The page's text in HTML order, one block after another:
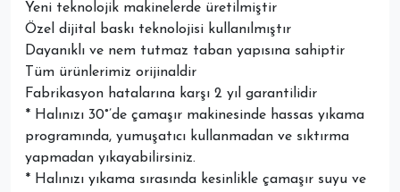
Yeni teknolojik makinelerde üretilmiştir
Özel dijital baskı teknolojisi kullanılmıştır
Dayanıklı ve nem tutmaz taban yapısına sahiptir
Tüm ürünlerimiz orijinaldir
Fabrikasyon hatalarına karşı 2 yıl garantilidir
* Halınızı 30°’de çamaşır makinesinde hassas yıkama
programında, yumuşatıcı kullanmadan ve sıktırma
yapmadan yıkayabilirsiniz.
* Halınızı yıkama sırasında kesinlikle çamaşır suyu ve